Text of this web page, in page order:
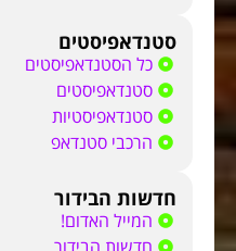
סטנדאפיסטים
כל הסטנדאפיסטים
סטנדאפיסטים
סטנדאפיסטיות
הרכבי סטנדאפ
חדשות הבידור
המייל האדום!